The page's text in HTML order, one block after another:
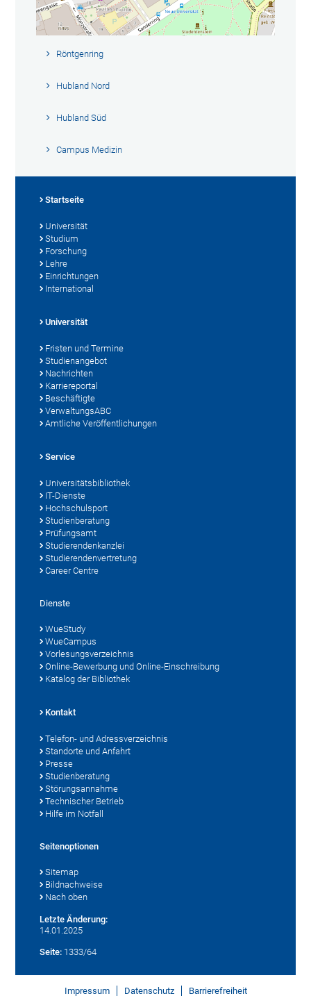
Röntgenring
Hubland Nord
Hubland Süd
Campus Medizin
Startseite
Universität
Studium
Forschung
Lehre
Einrichtungen
International
Universität
Fristen und Termine
Studienangebot
Nachrichten
Karriereportal
Beschäftigte
VerwaltungsABC
Amtliche Veröffentlichungen
Service
Universitätsbibliothek
IT-Dienste
Hochschulsport
Studienberatung
Prüfungsamt
Studierendenkanzlei
Studierendenvertretung
Career Centre
Dienste
WueStudy
WueCampus
Vorlesungsverzeichnis
Online-Bewerbung und Online-Einschreibung
Katalog der Bibliothek
Kontakt
Telefon- und Adressverzeichnis
Standorte und Anfahrt
Presse
Studienberatung
Störungsannahme
Technischer Betrieb
Hilfe im Notfall
Seitenoptionen
Sitemap
Bildnachweise
Nach oben
Letzte Änderung:
14.01.2025
Seite: 1333/64
Impressum Datenschutz Barrierefreiheit